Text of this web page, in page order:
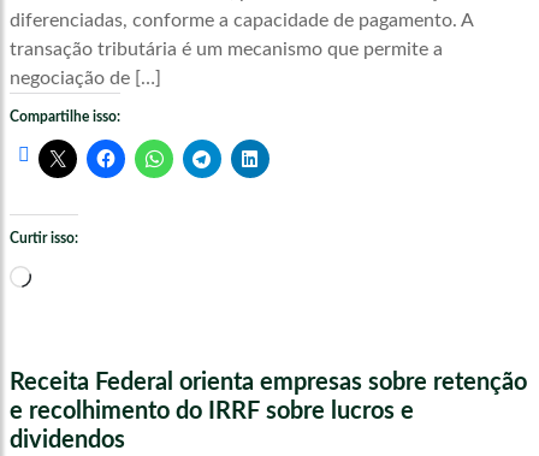
diferenciadas, conforme a capacidade de pagamento. A
transação tributária é um mecanismo que permite a
negociação de […]
Compartilhe isso:
Curtir isso:
Carregando...
Receita Federal orienta empresas sobre retenção
e recolhimento do IRRF sobre lucros e
dividendos